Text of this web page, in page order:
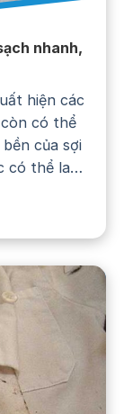
nhanh,
hiện các
có thể
của sợi
có thể lan
viết…